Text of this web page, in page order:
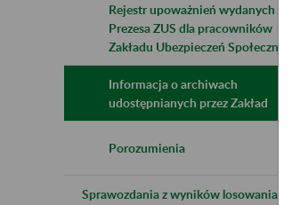
Rejestr upoważnień wydanych przez
Prezesa ZUS dla pracowników
Zakładu Ubezpieczeń Społecznych
Informacja o archiwach
udostępnianych przez Zakład
Porozumienia
Sprawozdania z wyników losowania do